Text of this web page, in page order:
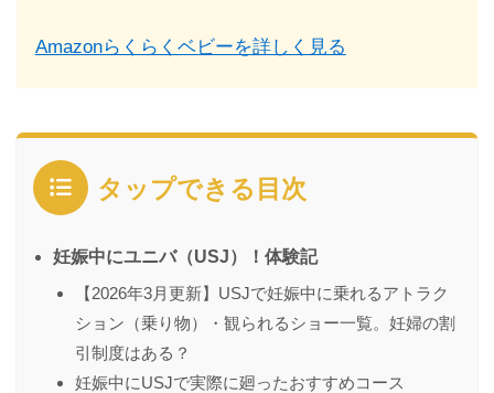
Amazonらくらくベビーを詳しく見る
タップできる目次
妊娠中にユニバ（USJ）！体験記
【2026年3月更新】USJで妊娠中に乗れるアトラク
ション（乗り物）・観られるショー一覧。妊婦の割
引制度はある？
妊娠中にUSJで実際に廻ったおすすめコース